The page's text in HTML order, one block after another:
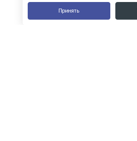
Принять